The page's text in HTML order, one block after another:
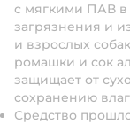
с мягкими ПАВ в
загрязнения и
и взрослых
ромашки и сок
защищает от
сохранению
Средство